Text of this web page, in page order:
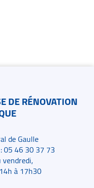
DE RÉNOVATION
de Gaulle
05 46 30 37 73
à 17h30